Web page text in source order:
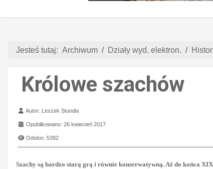
Jesteś tutaj: Archiwum Działy wyd. elektron.
Królowe szachów
Szczegóły
Autor: Leszek Stundis
Opublikowano: 26 kwiecień 2017
Odsłon: 5392
Szachy są bardzo starą grą i równie konserwatywną. Aż do końca